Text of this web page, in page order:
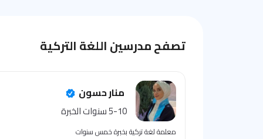
تصفح مدرسين اللغة التركية
منار حسون
5-10 سنوات الخبرة
معلمة لغة تركية بخبرة خمس سنوات